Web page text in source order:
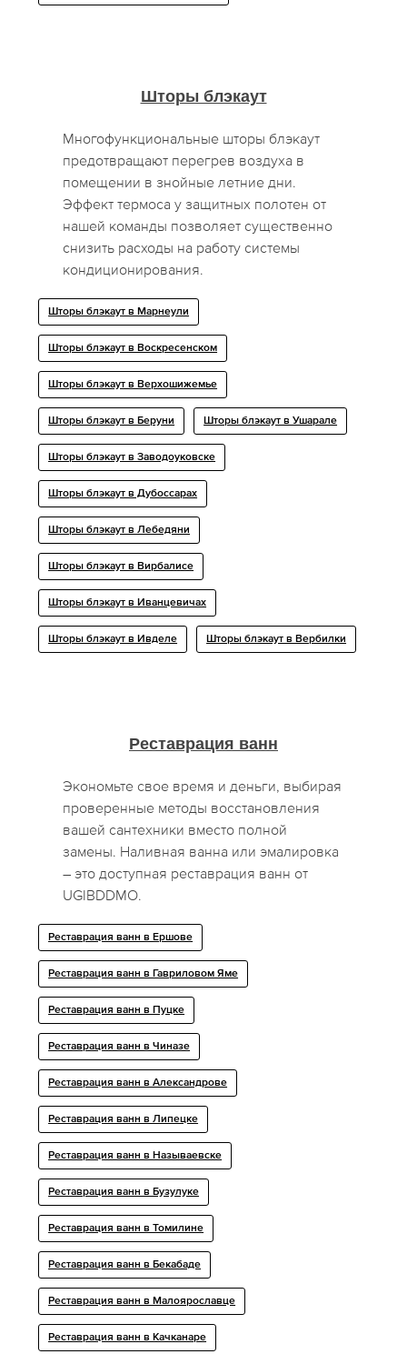
Шторы блэкаут
Многофункциональные шторы блэкаут
предотвращают перегрев воздуха в
помещении в знойные летние дни.
Эффект термоса у защитных полотен от
нашей команды позволяет существенно
снизить расходы на работу системы
кондиционирования.
Шторы блэкаут в Марнеули
Шторы блэкаут в Воскресенском
Шторы блэкаут в Верхошижемье
Шторы блэкаут в Беруни Шторы блэкаут в Ушарале
Шторы блэкаут в Заводоуковске
Шторы блэкаут в Дубоссарах
Шторы блэкаут в Лебедяни
Шторы блэкаут в Вирбалисе
Шторы блэкаут в Иванцевичах
Шторы блэкаут в Ивделе Шторы блэкаут в Вербилки
Реставрация ванн
Экономьте свое время и деньги, выбирая
проверенные методы восстановления
вашей сантехники вместо полной
замены. Наливная ванна или эмалировка
– это доступная реставрация ванн от
UGIBDDMO.
Реставрация ванн в Ершове
Реставрация ванн в Гавриловом Яме
Реставрация ванн в Пуцке
Реставрация ванн в Чиназе
Реставрация ванн в Александрове
Реставрация ванн в Липецке
Реставрация ванн в Называевске
Реставрация ванн в Бузулуке
Реставрация ванн в Томилине
Реставрация ванн в Бекабаде
Реставрация ванн в Малоярославце
Реставрация ванн в Качканаре